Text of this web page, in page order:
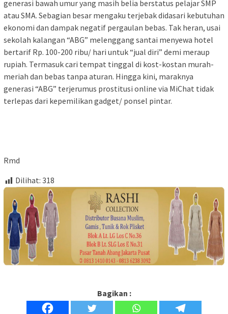
generasi bawah umur yang masih belia berstatus pelajar SMP
atau SMA. Sebagian besar mengaku terjebak didasari kebutuhan
ekonomi dan dampak negatif pergaulan bebas. Tak heran, usai
sekolah kalangan “ABG” melenggang santai menyewa hotel
bertarif Rp. 100-200 ribu/ hari untuk “jual diri” demi meraup
rupiah. Termasuk cari tempat tinggal di kost-kostan murah-
meriah dan bebas tanpa aturan. Hingga kini, maraknya
generasi “ABG” terjerumus prostitusi online via MiChat tidak
terlepas dari kepemilikan gadget/ ponsel pintar.
Rmd
Dilihat: 318
Bagikan :